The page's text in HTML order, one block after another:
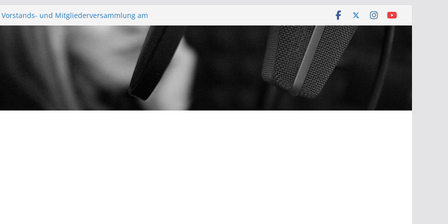
und Mitgliederversammlung am
Gießen“ Trifft sich zur Finalisierung der
trifft sich erneut im Medienforum
– Anonyme Alkoholiker
– Bürgerfunkgruppen im Medienforum